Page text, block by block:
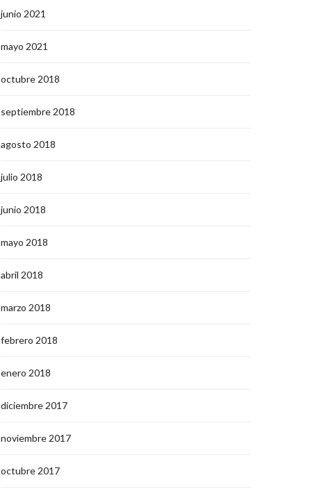
junio 2021
mayo 2021
octubre 2018
septiembre 2018
agosto 2018
julio 2018
junio 2018
mayo 2018
abril 2018
marzo 2018
febrero 2018
enero 2018
diciembre 2017
noviembre 2017
octubre 2017